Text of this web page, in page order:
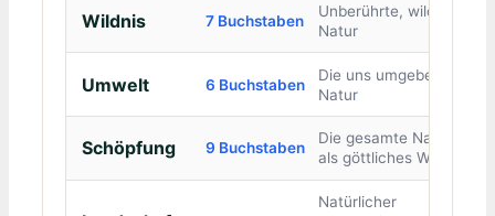
Wildnis 7 Buchstaben
Unberührte, wilde
Natur
Umwelt 6 Buchstaben
Die uns umgebende
Natur
Schöpfung 9 Buchstaben
Die gesamte Natur
als göttliches Werk
Natürlicher